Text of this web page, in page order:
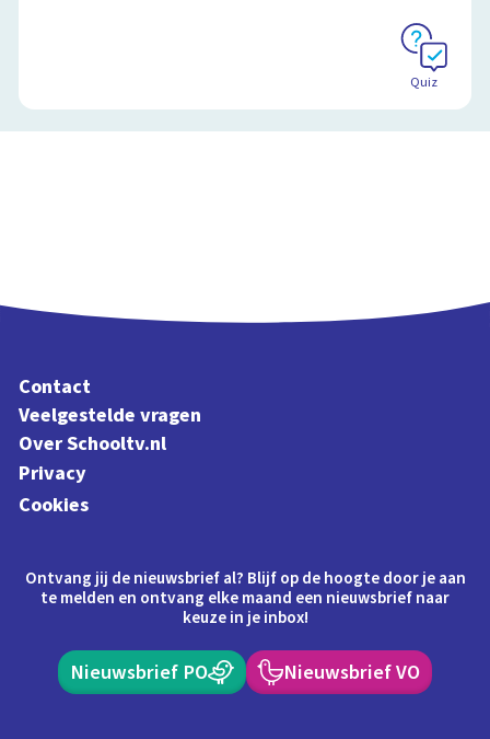
Quiz
Contact
Veelgestelde vragen
Over Schooltv.nl
Privacy
Cookies
Ontvang jij de nieuwsbrief al? Blijf op de hoogte door je aan
te melden en ontvang elke maand een nieuwsbrief naar
keuze in je inbox!
Nieuwsbrief PO Nieuwsbrief VO